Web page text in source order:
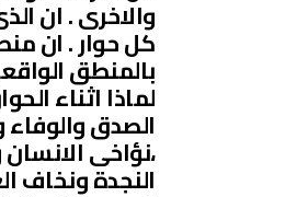
والاخرى . ان
كل حوار . ان
بالمنطق
لماذا اثناء
الصدق والوفاء
،نؤاخى
النجدة ونخاف